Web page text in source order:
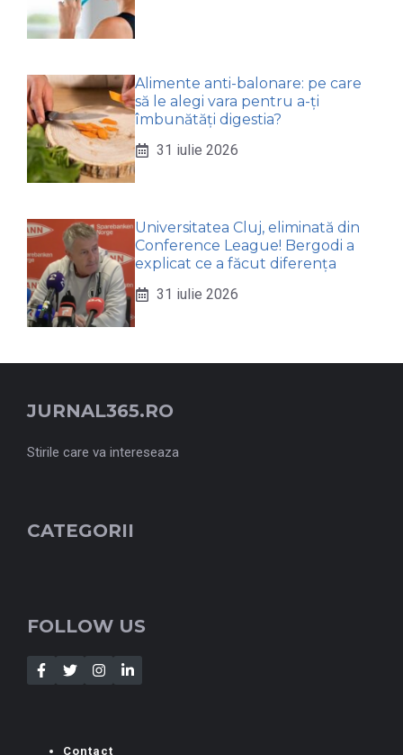
Alimente anti-balonare: pe care
să le alegi vara pentru a-ți
îmbunătăți digestia?
31 iulie 2026
Universitatea Cluj, eliminată din
Conference League! Bergodi a
explicat ce a făcut diferența
31 iulie 2026
JURNAL365.RO
Stirile care va intereseaza
CATEGORII
FOLLOW US
Contact